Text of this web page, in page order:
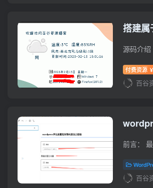
搭建
付费资源 ￥
百谷
百谷